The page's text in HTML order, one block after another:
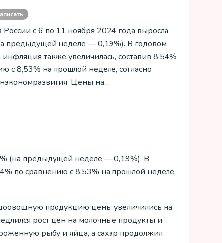
с 6 по 11 ноября 2024 года выросла
предыдущей неделе — 0,19%). В годовом
также увеличилась, составив 8,54%
с 8,53% на прошлой неделе, согласно
Цены на…
(на предыдущей неделе — 0,19%). В
по сравнению с 8,53% на прошлой неделе,
продукцию цены увеличились на
рост цен на молочные продукты и
рыбу и яйца, а сахар продолжил